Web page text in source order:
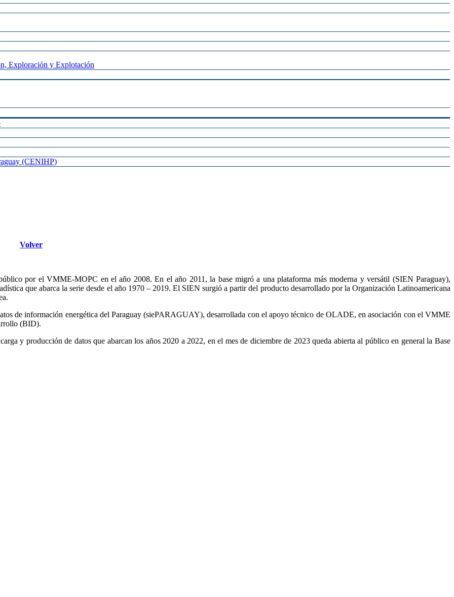
Exploración y Explotación
(CENIHP)
Volver
por el VMME-MOPC en el año 2008. En el año 2011, la base migró a una plataforma más moderna y versátil (SIEN Paraguay),
que abarca la serie desde el año 1970 – 2019. El SIEN surgió a partir del producto desarrollado por la Organización Latinoamericana
de información energética del Paraguay (siePARAGUAY), desarrollada con el apoyo técnico de OLADE, en asociación con el VMME
(BID).
y producción de datos que abarcan los años 2020 a 2022, en el mes de diciembre de 2023 queda abierta al público en general la Base